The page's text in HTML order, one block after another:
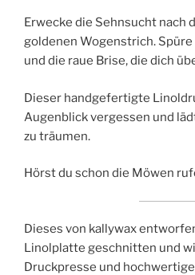
Erwecke die Sehnsucht nach
goldenen Wogenstrich.
und die raue Brise, die dich
Dieser handgefertigte
Augenblick vergessen und
zu träumen.
Hörst du schon die Möwen
Dieses von kallywax
Linolplatte geschnitten und
Druckpresse und